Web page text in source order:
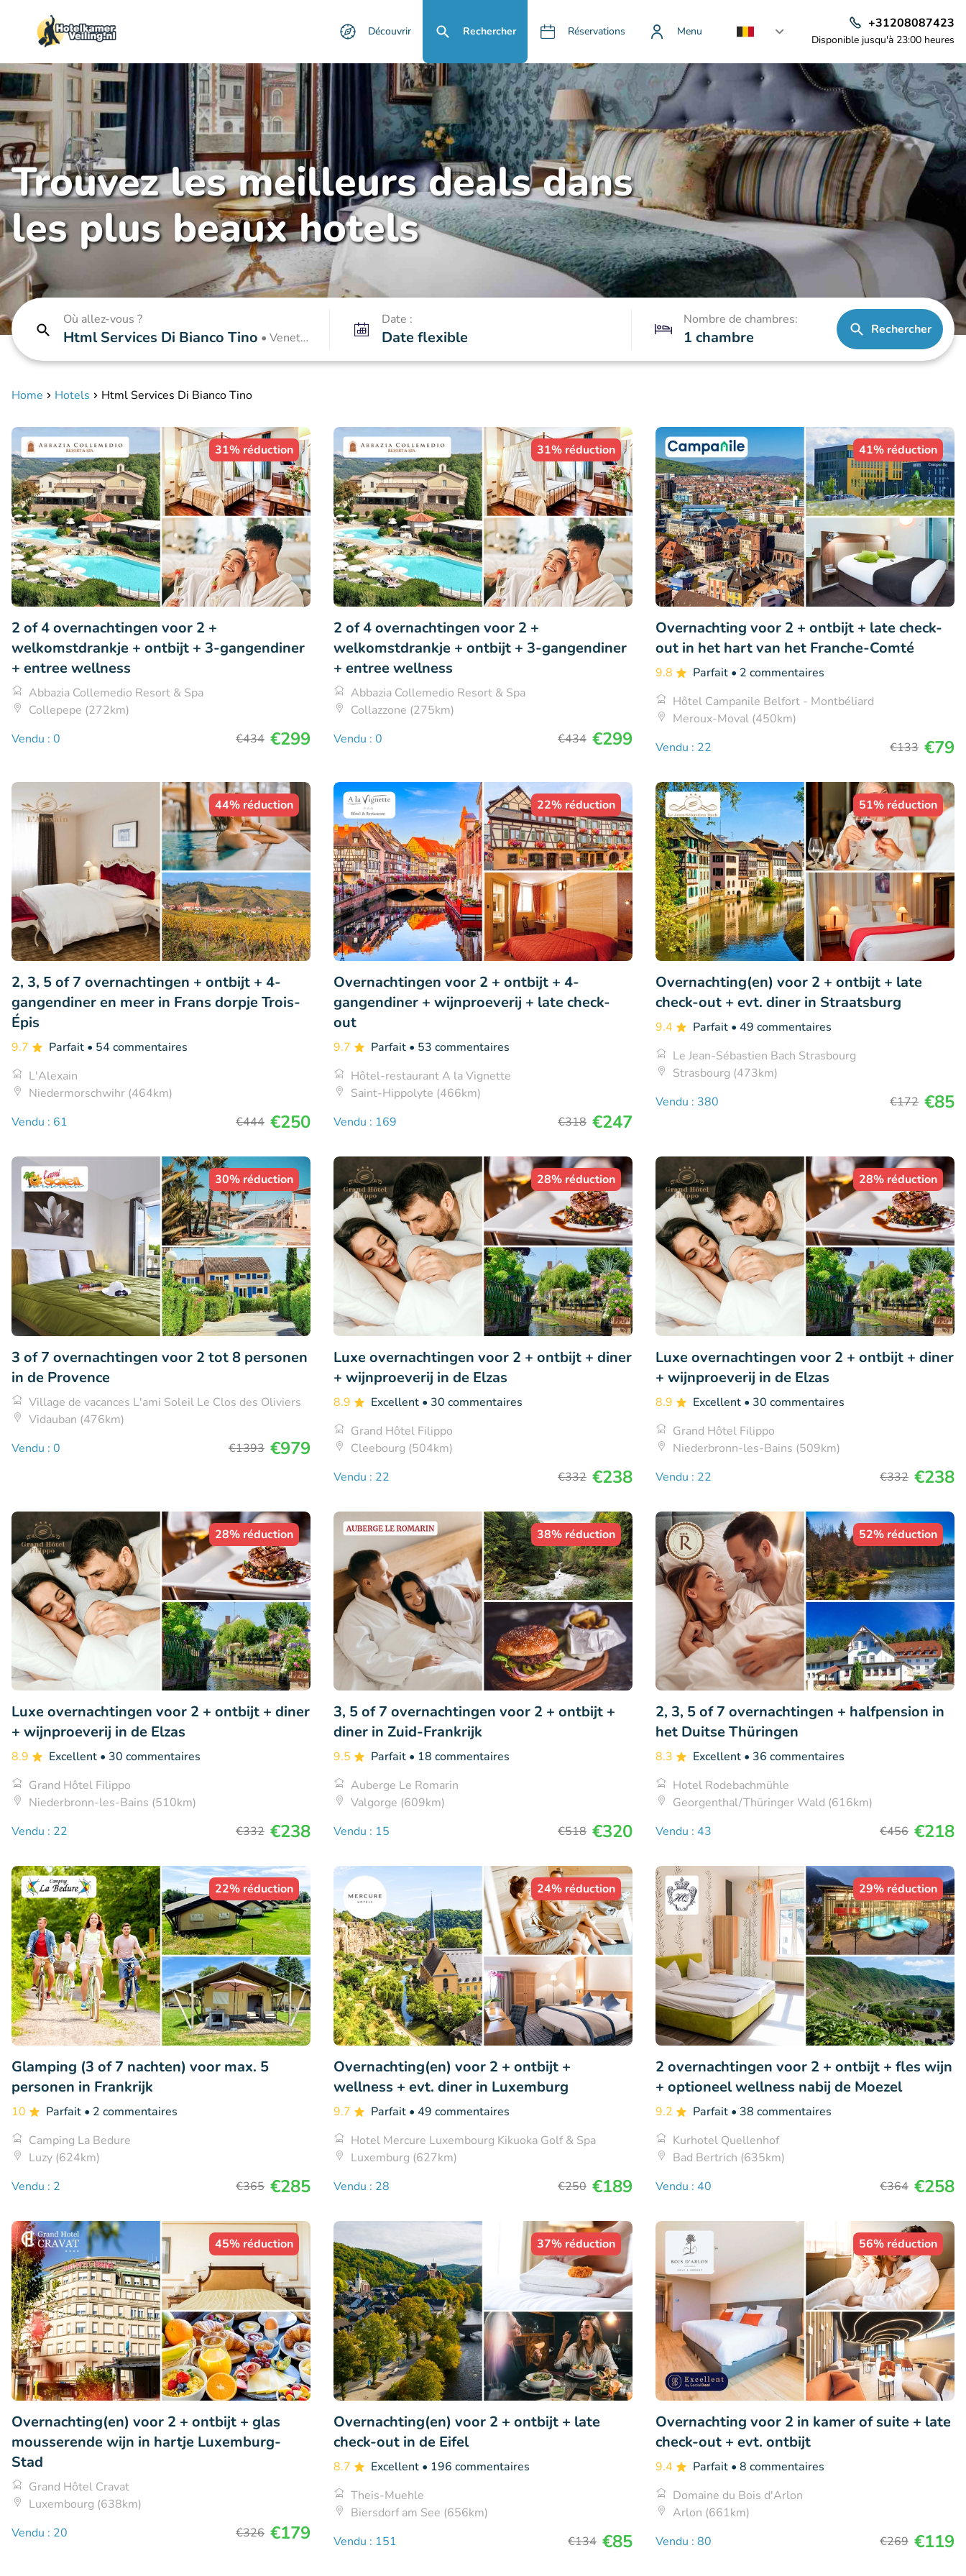
Découvrir Rechercher Réservations Menu
+31208087423
Disponible jusqu'à 23:00 heures
Trouvez les meilleurs deals dans
les plus beaux hotels
Où allez-vous ?
Html Services Di Bianco Tino • Veneto
Date :
Date flexible
Nombre de chambres:
1 chambre Rechercher
Home Hotels Html Services Di Bianco Tino
31% réduction
2 of 4 overnachtingen voor 2 +
welkomstdrankje + ontbijt + 3-gangendiner
+ entree wellness
Abbazia Collemedio Resort & Spa
Collepepe (272km)
Vendu : 0
€434 €299
31% réduction
2 of 4 overnachtingen voor 2 +
welkomstdrankje + ontbijt + 3-gangendiner
+ entree wellness
Abbazia Collemedio Resort & Spa
Collazzone (275km)
Vendu : 0
€434 €299
41% réduction
Overnachting voor 2 + ontbijt + late check-
out in het hart van het Franche-Comté
9.8 Parfait • 2 commentaires
Hôtel Campanile Belfort - Montbéliard
Meroux-Moval (450km)
Vendu : 22
€133 €79
44% réduction
2, 3, 5 of 7 overnachtingen + ontbijt + 4-
gangendiner en meer in Frans dorpje Trois-
Épis
9.7 Parfait • 54 commentaires
L'Alexain
Niedermorschwihr (464km)
Vendu : 61
€444 €250
22% réduction
Overnachtingen voor 2 + ontbijt + 4-
gangendiner + wijnproeverij + late check-
out
9.7 Parfait • 53 commentaires
Hôtel-restaurant A la Vignette
Saint-Hippolyte (466km)
Vendu : 169
€318 €247
51% réduction
Overnachting(en) voor 2 + ontbijt + late
check-out + evt. diner in Straatsburg
9.4 Parfait • 49 commentaires
Le Jean-Sébastien Bach Strasbourg
Strasbourg (473km)
Vendu : 380
€172 €85
30% réduction
3 of 7 overnachtingen voor 2 tot 8 personen
in de Provence
Village de vacances L'ami Soleil Le Clos des Oliviers
Vidauban (476km)
Vendu : 0
€1393 €979
28% réduction
Luxe overnachtingen voor 2 + ontbijt + diner
+ wijnproeverij in de Elzas
8.9 Excellent • 30 commentaires
Grand Hôtel Filippo
Cleebourg (504km)
Vendu : 22
€332 €238
28% réduction
Luxe overnachtingen voor 2 + ontbijt + diner
+ wijnproeverij in de Elzas
8.9 Excellent • 30 commentaires
Grand Hôtel Filippo
Niederbronn-les-Bains (509km)
Vendu : 22
€332 €238
28% réduction
Luxe overnachtingen voor 2 + ontbijt + diner
+ wijnproeverij in de Elzas
8.9 Excellent • 30 commentaires
Grand Hôtel Filippo
Niederbronn-les-Bains (510km)
Vendu : 22
€332 €238
38% réduction
3, 5 of 7 overnachtingen voor 2 + ontbijt +
diner in Zuid-Frankrijk
9.5 Parfait • 18 commentaires
Auberge Le Romarin
Valgorge (609km)
Vendu : 15
€518 €320
52% réduction
2, 3, 5 of 7 overnachtingen + halfpension in
het Duitse Thüringen
8.3 Excellent • 36 commentaires
Hotel Rodebachmühle
Georgenthal/Thüringer Wald (616km)
Vendu : 43
€456 €218
22% réduction
Glamping (3 of 7 nachten) voor max. 5
personen in Frankrijk
10 Parfait • 2 commentaires
Camping La Bedure
Luzy (624km)
Vendu : 2
€365 €285
24% réduction
Overnachting(en) voor 2 + ontbijt +
wellness + evt. diner in Luxemburg
9.7 Parfait • 49 commentaires
Hotel Mercure Luxembourg Kikuoka Golf & Spa
Luxemburg (627km)
Vendu : 28
€250 €189
29% réduction
2 overnachtingen voor 2 + ontbijt + fles wijn
+ optioneel wellness nabij de Moezel
9.2 Parfait • 38 commentaires
Kurhotel Quellenhof
Bad Bertrich (635km)
Vendu : 40
€364 €258
45% réduction
Overnachting(en) voor 2 + ontbijt + glas
mousserende wijn in hartje Luxemburg-
Stad
Grand Hôtel Cravat
Luxembourg (638km)
Vendu : 20
€326 €179
37% réduction
Overnachting(en) voor 2 + ontbijt + late
check-out in de Eifel
8.7 Excellent • 196 commentaires
Theis-Muehle
Biersdorf am See (656km)
Vendu : 151
€134 €85
56% réduction
Overnachting voor 2 in kamer of suite + late
check-out + evt. ontbijt
9.4 Parfait • 8 commentaires
Domaine du Bois d'Arlon
Arlon (661km)
Vendu : 80
€269 €119